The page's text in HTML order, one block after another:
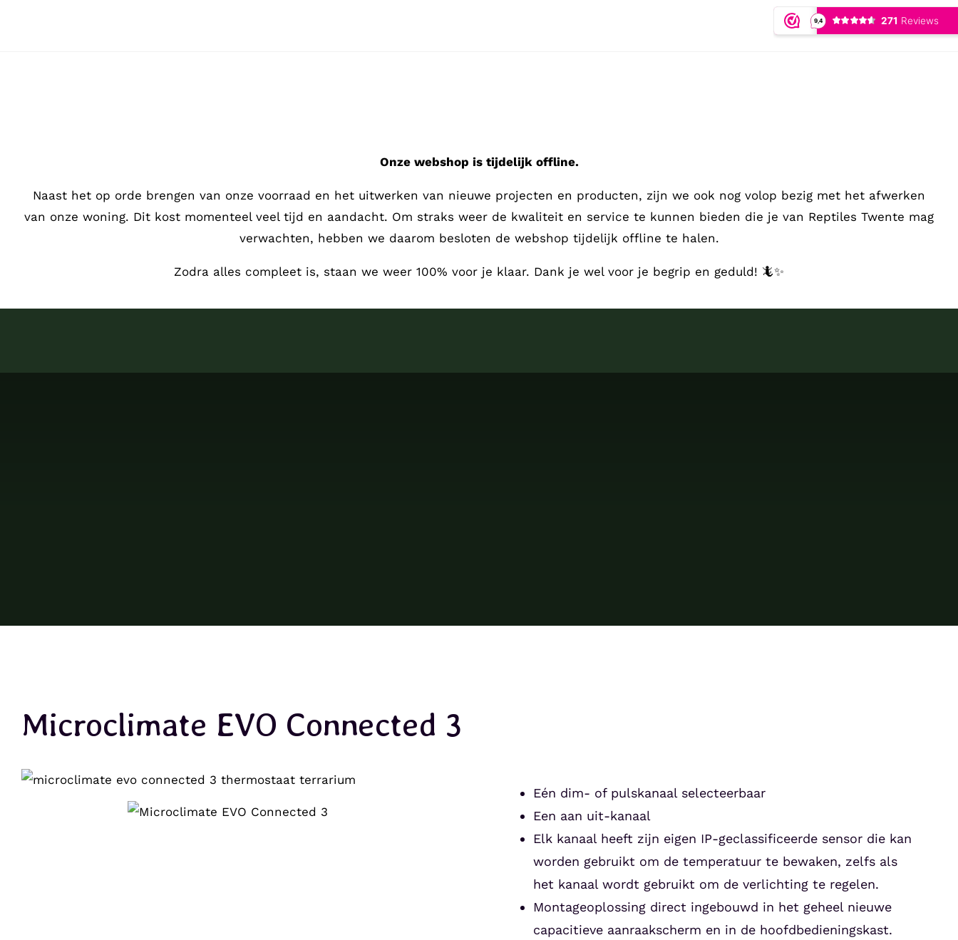
Onze webshop is tijdelijk offline.
Naast het op orde brengen van onze voorraad en het uitwerken van nieuwe projecten en producten, zijn we ook nog volop bezig met het afwerken
van onze woning. Dit kost momenteel veel tijd en aandacht. Om straks weer de kwaliteit en service te kunnen bieden die je van Reptiles Twente mag
verwachten, hebben we daarom besloten de webshop tijdelijk offline te halen.
Zodra alles compleet is, staan we weer 100% voor je klaar. Dank je wel voor je begrip en geduld! 🦎✨
Microclimate EVO Connected 3
Eén dim- of pulskanaal selecteerbaar
Een aan uit-kanaal
Elk kanaal heeft zijn eigen IP-geclassificeerde sensor die kan
worden gebruikt om de temperatuur te bewaken, zelfs als
het kanaal wordt gebruikt om de verlichting te regelen.
Montageoplossing direct ingebouwd in het geheel nieuwe
capacitieve aanraakscherm en in de hoofdbedieningskast.